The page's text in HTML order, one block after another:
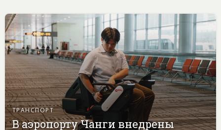
ТРАНСПОРТ
В аэропорту Чанги внедрены